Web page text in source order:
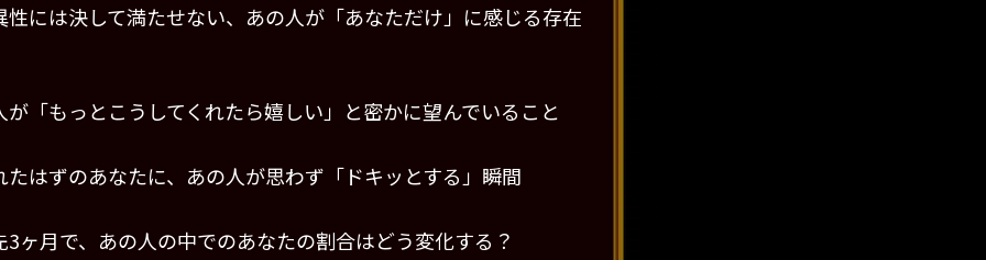
性には決して満たせない、あの人が「あなただけ」に感じる存在
が「もっとこうしてくれたら嬉しい」と密かに望んでいること
たはずのあなたに、あの人が思わず「ドキッとする」瞬間
3ヶ月で、あの人の中でのあなたの割合はどう変化する？